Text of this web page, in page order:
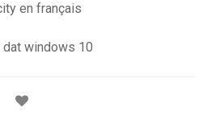
en français
dat windows 10